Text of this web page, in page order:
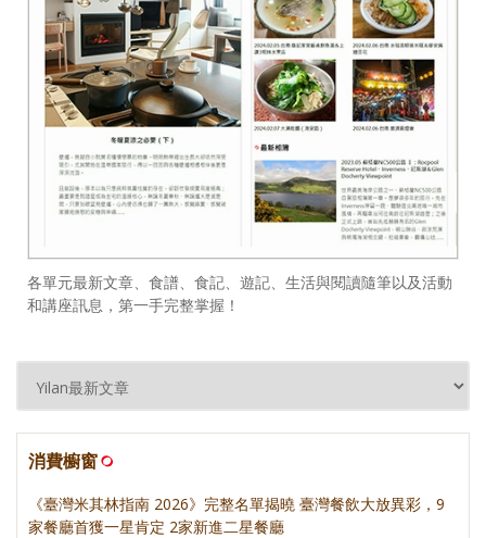
各單元最新文章、食譜、食記、遊記、生活與閱讀隨筆以及活動
和講座訊息，第一手完整掌握！
消費櫥窗
《臺灣米其林指南 2026》完整名單揭曉 臺灣餐飲大放異彩，9
家餐廳首獲一星肯定 2家新進二星餐廳